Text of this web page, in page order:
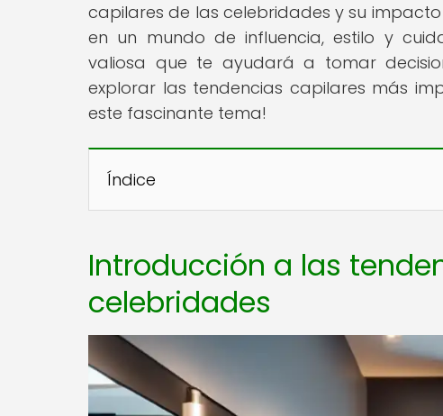
capilares de las celebridades y su
en un mundo de influencia, estilo y
valiosa que te ayudará a tomar
explorar las tendencias capilares más
este fascinante tema!
Índice
Introducción a las
celebridades